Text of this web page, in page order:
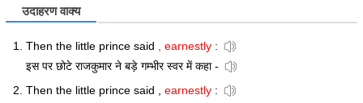
उदाहरण वाक्य
Then the little prince said , earnestly :
इस पर छोटे राजकुमार ने बड़े गम्भीर स्वर में कहा -
Then the little prince said , earnestly :